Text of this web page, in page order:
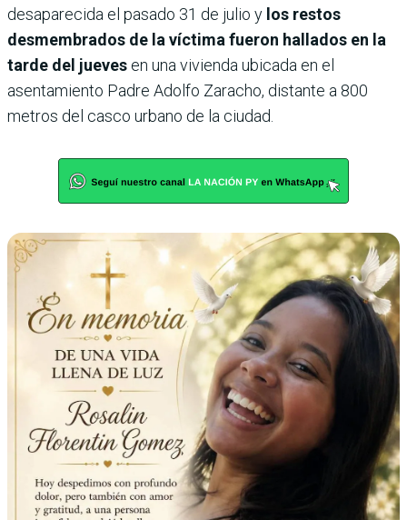
desaparecida el pasado 31 de julio y los restos
desmembrados de la víctima fueron hallados en la
tarde del jueves en una vivienda ubicada en el
asentamiento Padre Adolfo Zaracho, distante a 800
metros del casco urbano de la ciudad.